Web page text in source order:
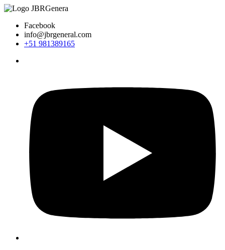
Ir
contenidoFacebook
info@jbrgeneral.com
+51 981389165